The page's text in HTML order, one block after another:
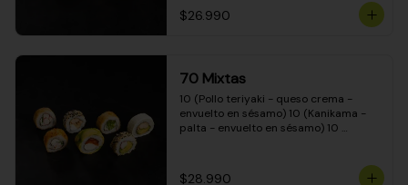
crema - cebollín) 10 (Carne - queso
crema - cebollín)
$26.990
70 Mixtas
10 (Pollo teriyaki - queso crema -
envuelto en sésamo) 10 (Kanikama -
palta - envuelto en sésamo) 10
- envuelto en queso crema) 10
$28.990